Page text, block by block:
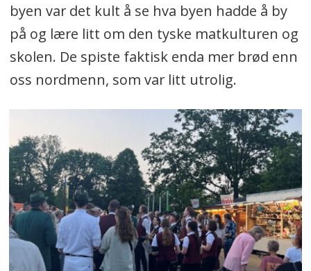
byen var det kult å se hva byen hadde å by
på og lære litt om den tyske matkulturen og
skolen. De spiste faktisk enda mer brød enn
oss nordmenn, som var litt utrolig.